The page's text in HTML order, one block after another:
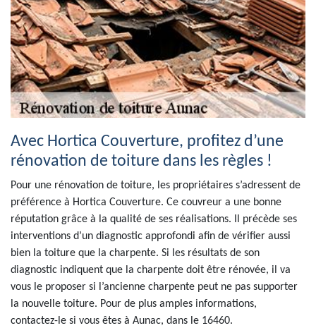
Avec Hortica Couverture, profitez d’une
rénovation de toiture dans les règles !
Pour une rénovation de toiture, les propriétaires s’adressent de
préférence à Hortica Couverture. Ce couvreur a une bonne
réputation grâce à la qualité de ses réalisations. Il précède ses
interventions d’un diagnostic approfondi afin de vérifier aussi
bien la toiture que la charpente. Si les résultats de son
diagnostic indiquent que la charpente doit être rénovée, il va
vous le proposer si l’ancienne charpente peut ne pas supporter
la nouvelle toiture. Pour de plus amples informations,
contactez-le si vous êtes à Aunac, dans le 16460.